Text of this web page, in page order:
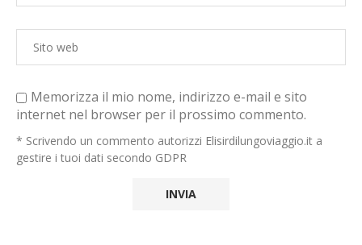
Memorizza il mio nome, indirizzo e-mail e sito
internet nel browser per il prossimo commento.
* Scrivendo un commento autorizzi Elisirdilungoviaggio.it a
gestire i tuoi dati secondo GDPR